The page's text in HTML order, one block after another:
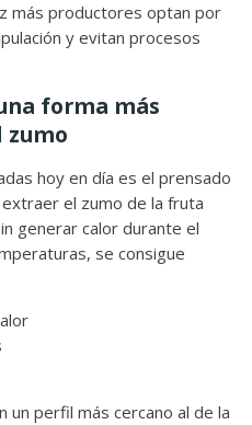
más productores optan por
y evitan procesos
forma más
zumo
hoy en día es el prensado
el zumo de la fruta
generar calor durante el
se consigue
un perfil más cercano al de la